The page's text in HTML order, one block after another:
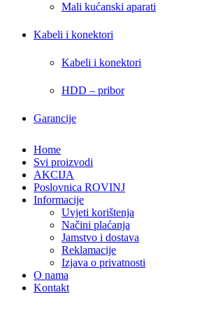
Mali kućanski aparati
Kabeli i konektori
Kabeli i konektori
HDD – pribor
Garancije
Home
Svi proizvodi
AKCIJA
Poslovnica ROVINJ
Informacije
Uvjeti korištenja
Načini plaćanja
Jamstvo i dostava
Reklamacije
Izjava o privatnosti
O nama
Kontakt